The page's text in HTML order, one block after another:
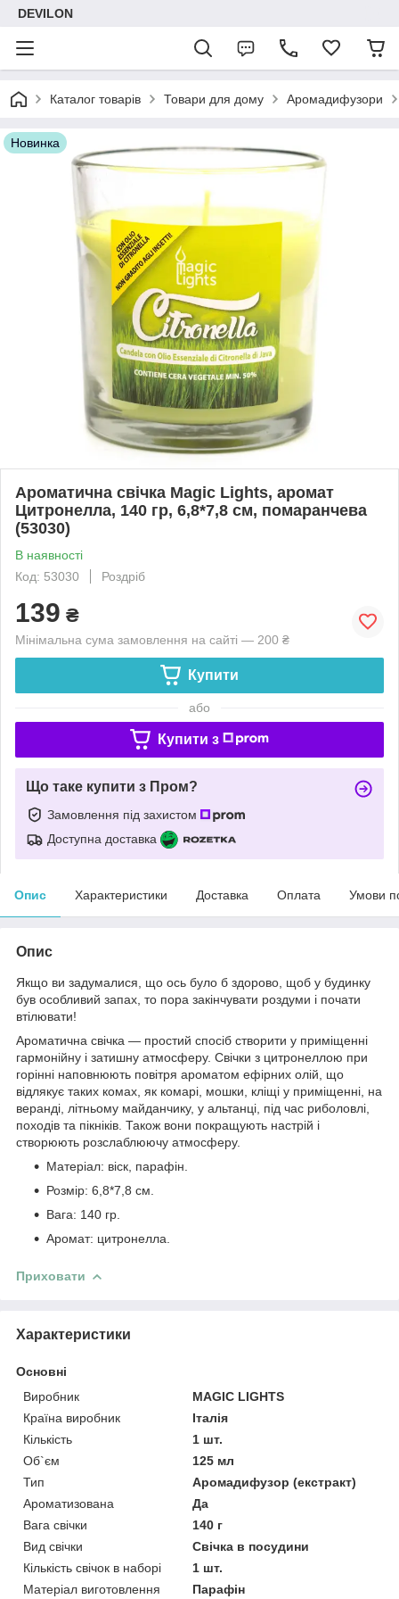
DEVILON
Каталог товарів Товари для дому Аромадифузори
Новинка
Ароматична свічка Magic Lights, аромат
Цитронелла, 140 гр, 6,8*7,8 см, помаранчева
(53030)
В наявності
Код: 53030
Роздріб
139 ₴
Мінімальна сума замовлення на сайті — 200 ₴
Купити
або
Купити з
Що таке купити з Пром?
Замовлення під захистом
Доступна доставка
Опис Характеристики Доставка Оплата Умови
Опис
Якщо ви задумалися, що ось було б здорово, щоб у будинку
був особливий запах, то пора закінчувати роздуми і почати
втілювати!
Ароматична свічка — простий спосіб створити у приміщенні
гармонійну і затишну атмосферу. Свічки з цитронеллою при
горінні наповнюють повітря ароматом ефірних олій, що
відлякує таких комах, як комарі, мошки, кліщі у приміщенні, на
веранді, літньому майданчику, у альтанці, під час риболовлі,
походів та пікніків. Також вони покращують настрій і
створюють розслаблюючу атмосферу.
Матеріал: віск, парафін.
Розмір: 6,8*7,8 см.
Вага: 140 гр.
Аромат: цитронелла.
Приховати
Характеристики
Основні
Виробник
MAGIC LIGHTS
Країна виробник
Італія
Кількість
1 шт.
Об`єм
125 мл
Тип
Аромадифузор (екстракт)
Ароматизована
Да
Вага свічки
140 г
Вид свічки
Свічка в посудини
Кількість свічок в наборі
1 шт.
Матеріал виготовлення
Парафін